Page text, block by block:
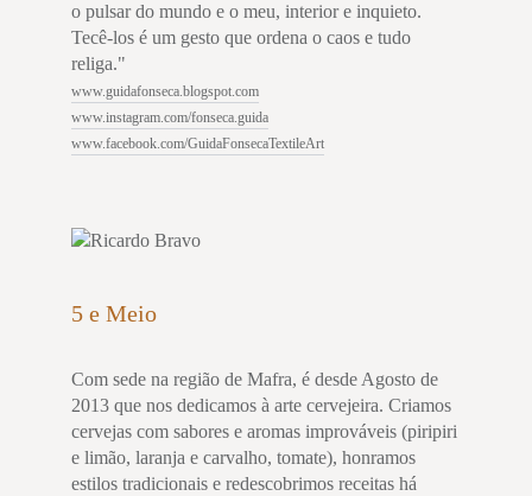
o pulsar do mundo e o meu, interior e inquieto.
Tecê-los é um gesto que ordena o caos e tudo
religa."
www.guidafonseca.blogspot.com
www.instagram.com/fonseca.guida
www.facebook.com/GuidaFonsecaTextileArt
5 e Meio
Com sede na região de Mafra, é desde Agosto de
2013 que nos dedicamos à arte cervejeira. Criamos
cervejas com sabores e aromas improváveis (piripiri
e limão, laranja e carvalho, tomate), honramos
estilos tradicionais e redescobrimos receitas há